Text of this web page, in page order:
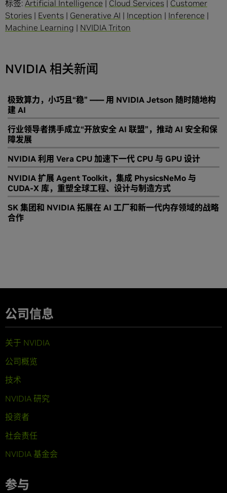
标签: Artificial Intelligence | Cloud Services | Customer
Stories | Events | Generative AI | Inception | Inference |
Machine Learning | NVIDIA Triton
NVIDIA 相关新闻
极致算力，小巧且“稳” —— 用 NVIDIA Jetson 随时随地构
建 AI
行业领导者携手成立“开放安全 AI 联盟”，推动 AI 安全和保
障发展
NVIDIA 利用 Vera CPU 加速下一代 CPU 与 GPU 设计
NVIDIA 扩展 Agent Toolkit，集成 PhysicsNeMo 与
CUDA-X 库，重塑全球工程、设计与制造方式
SK 集团和 NVIDIA 拓展在 AI 工厂和新一代内存领域的战略
合作
公司信息
关于 NVIDIA
公司概览
技术
NVIDIA 研究
投资者
社会责任
NVIDIA 基金会
参与